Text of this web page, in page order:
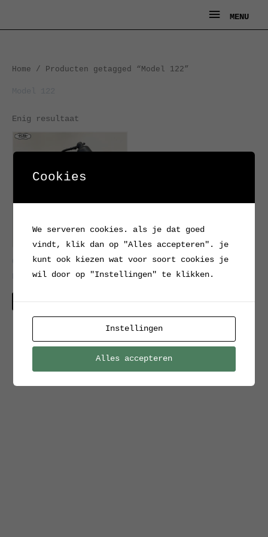
MENU
MENU
Home / Producten getagged “Model 122”
Enig resultaat
Oude (werk)tafellamp van
Hala, model 122
Verkocht
Cookies
We serveren cookies. als je dat goed
vindt, klik dan op "Alles accepteren". je
kunt ook kiezen wat voor soort cookies je
wil door op "Instellingen" te klikken.
Instellingen
Alles accepteren